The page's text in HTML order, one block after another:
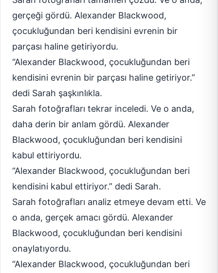
gerçeği gördü. Alexander Blackwood,
çocukluğundan beri kendisini evrenin bir
parçası haline getiriyordu.
“Alexander Blackwood, çocukluğundan beri
kendisini evrenin bir parçası haline getiriyor.”
dedi Sarah şaşkınlıkla.
Sarah fotoğrafları tekrar inceledi. Ve o anda,
daha derin bir anlam gördü. Alexander
Blackwood, çocukluğundan beri kendisini
kabul ettiriyordu.
“Alexander Blackwood, çocukluğundan beri
kendisini kabul ettiriyor.” dedi Sarah.
Sarah fotoğrafları analiz etmeye devam etti. Ve
o anda, gerçek amacı gördü. Alexander
Blackwood, çocukluğundan beri kendisini
onaylatıyordu.
“Alexander Blackwood, çocukluğundan beri